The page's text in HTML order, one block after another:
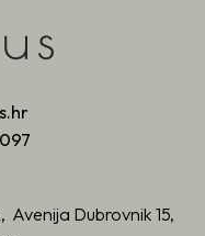
Avenija Dubrovnik 15,